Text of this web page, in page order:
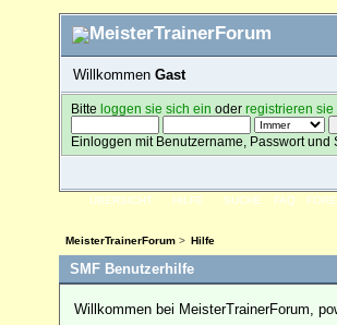
WillkommenGast
Bitte loggen sie sich ein oder registrieren sie
Einloggen mit Benutzername, Passwort und
ÜBERSICHT HILFE SUCHE FAQ
MeisterTrainerForum > Hilfe
SMF Benutzerhilfe
Willkommen bei MeisterTrainerForum,